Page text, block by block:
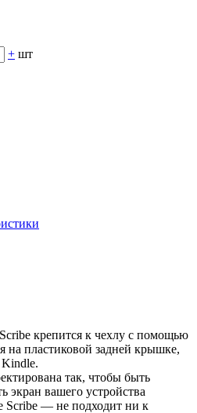
+ шт
крепится к чехлу с помощью
на пластиковой задней крышке,
так, чтобы быть
экран вашего устройства
Scribe — не подходит ни к